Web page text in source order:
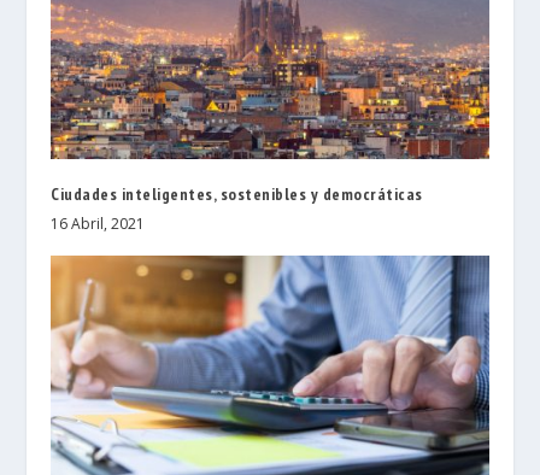
Ciudades inteligentes, sostenibles y democráticas
16 Abril, 2021